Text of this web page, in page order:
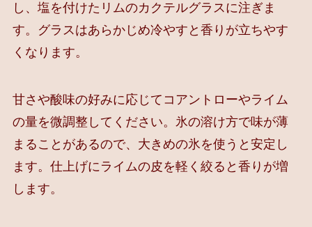
し、塩を付けたリムのカクテルグラスに注ぎま
す。グラスはあらかじめ冷やすと香りが立ちやす
くなります。
甘さや酸味の好みに応じてコアントローやライム
の量を微調整してください。氷の溶け方で味が薄
まることがあるので、大きめの氷を使うと安定し
ます。仕上げにライムの皮を軽く絞ると香りが増
します。